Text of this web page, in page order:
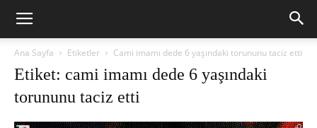
Ana Sayfa Etiketler Cami imamı dede 6 yaşındaki torununu taciz etti
Etiket: cami imamı dede 6 yaşındaki
torununu taciz etti